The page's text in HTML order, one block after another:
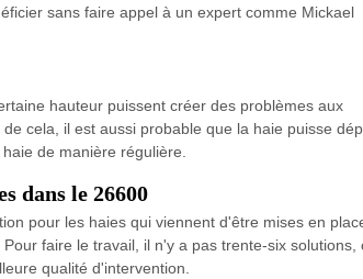
sans faire appel à un expert comme Mickael
hauteur puissent créer des problèmes aux
cela, il est aussi probable que la haie puisse
de manière régulière.
dans le 26600
pour les haies qui viennent d'être mises en
faire le travail, il n'y a pas trente-six solutions,
qualité d'intervention.